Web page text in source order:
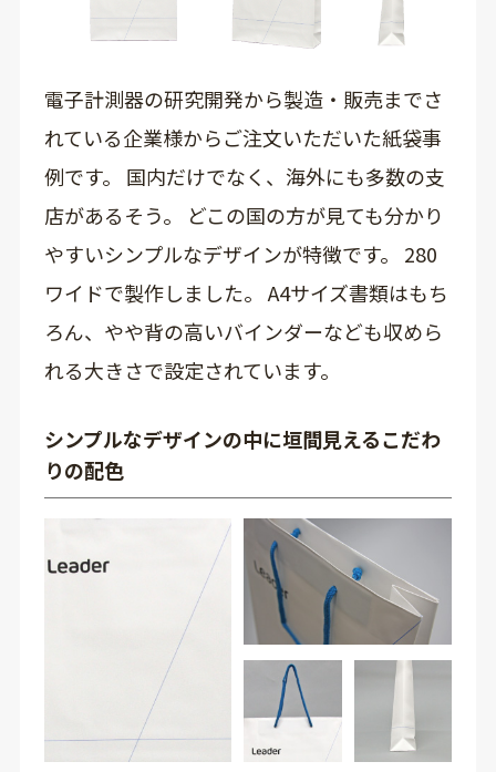
電子計測器の研究開発から製造・販売までさ
れている企業様からご注文いただいた紙袋事
例です。 国内だけでなく、海外にも多数の支
店があるそう。 どこの国の方が見ても分かり
やすいシンプルなデザインが特徴です。 280
ワイドで製作しました。 A4サイズ書類はもち
ろん、やや背の高いバインダーなども収めら
れる大きさで設定されています。
シンプルなデザインの中に垣間見えるこだわ
りの配色